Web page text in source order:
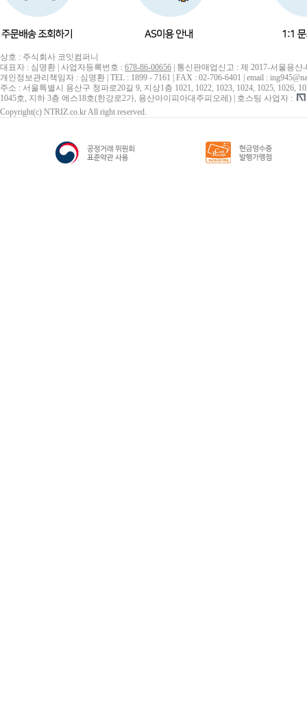
상호 : 주식회사 코잇컴퍼니
대표자 : 심명환 | 사업자등록번호 : 678-86-00656 | 통신판매업신고 : 제 2017-서울용산
개인정보관리책임자 : 심명환 | TEL : 1899 - 7161 | FAX : 02-706-6401 | email :
주소 : 서울특별시 용산구 청파로20길 9, 지상1층 1021, 1022, 1023, 1024, 1025, 1026,
1045호, 지하 3층 에스18호(한강로2가, 용산아이피아대주피오레) | 호스팅 사업자 :
Copyright(c) NTRIZ.co.kr All right reserved.